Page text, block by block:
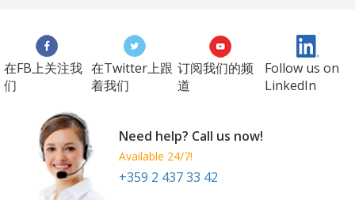
Powder
在FB上关注我
们
在Twitter上跟
着我们
订阅我们的频
道
Follow us on
LinkedIn
Need help? Call us now!
Available 24/7!
+359 2 437 33 42